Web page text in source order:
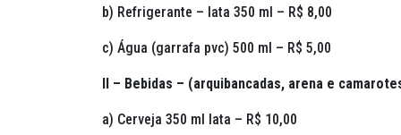
b) Refrigerante – lata 350 ml – R$ 8,00
c) Água (garrafa pvc) 500 ml – R$ 5,00
II – Bebidas – (arquibancadas, arena e
a) Cerveja 350 ml lata – R$ 10,00